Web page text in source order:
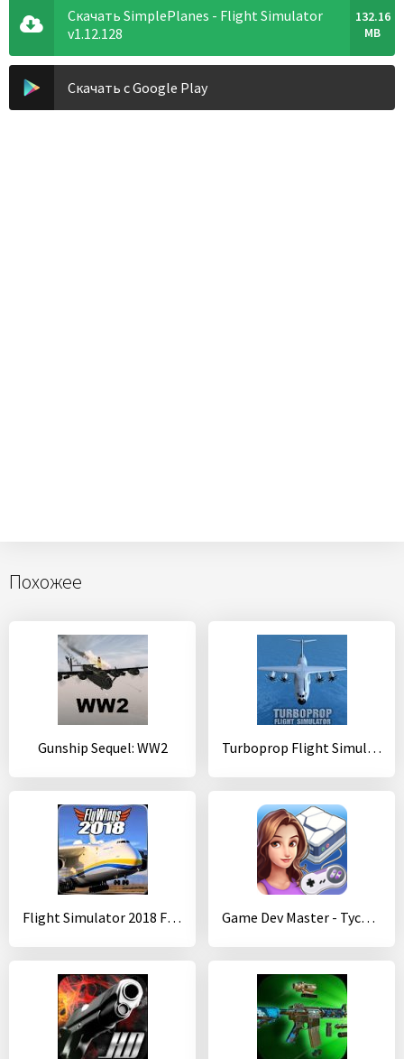
Скачать SimplePlanes - Flight Simulator
v1.12.128
132.16
MB
Скачать с Google Play
Похожее
Gunship Sequel: WW2 Turboprop Flight Simulator 3D
Flight Simulator 2018 FlyWings Free Game Dev Master - Tycoon Story